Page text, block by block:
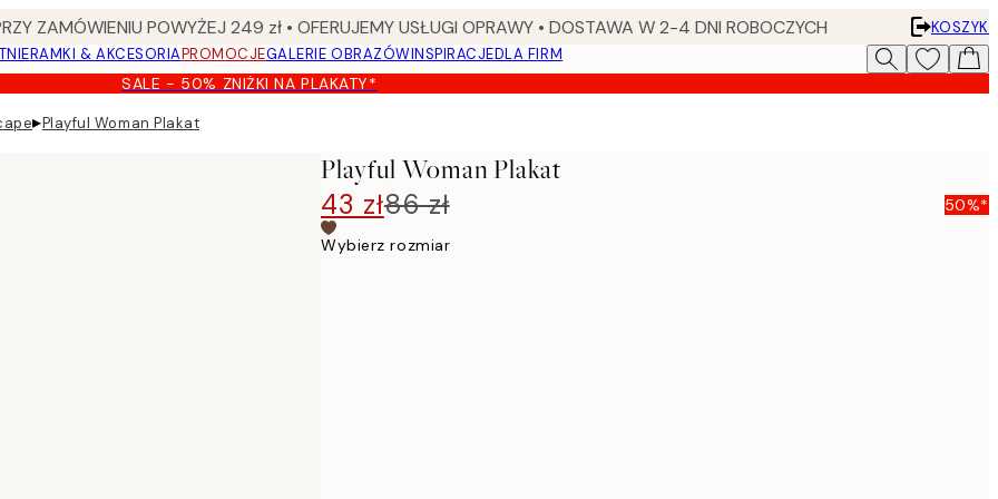
ZAMÓWIENIU POWYŻEJ 249 zł • OFERUJEMY USŁUGI OPRAWY • DOSTAWA W 2-4 DNI ROBOCZYCH
KOSZYK
RAMKI & AKCESORIAPROMOCJEGALERIE OBRAZÓWINSPIRACJEDLA FIRM
SALE - 50% ZNIŻKI NA PLAKATY*
▸Playful Woman Plakat
Playful Woman Plakat
43 zł86 zł 50%*
Wybierz rozmiar